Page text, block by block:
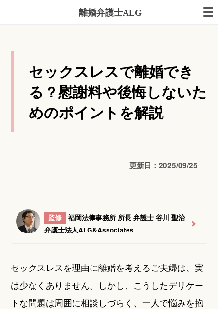
離婚弁護士ALG
セックスレスで離婚でき
る？慰謝料や後悔しないた
めのポイントを解説
更新日：2025/09/25
監修
福岡法律事務所 所長 弁護士 谷川 聖治
弁護士法人ALG&Associates
セックスレスを理由に離婚を考えるご夫婦は、実
は少なくありません。しかし、こうしたデリケー
トな問題は周囲に相談しづらく、一人で悩みを抱